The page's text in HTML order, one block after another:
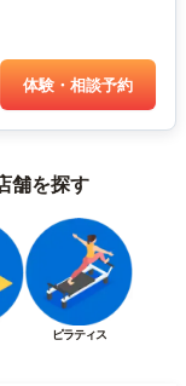
体験・相談予約
舗を探す
ピラティス